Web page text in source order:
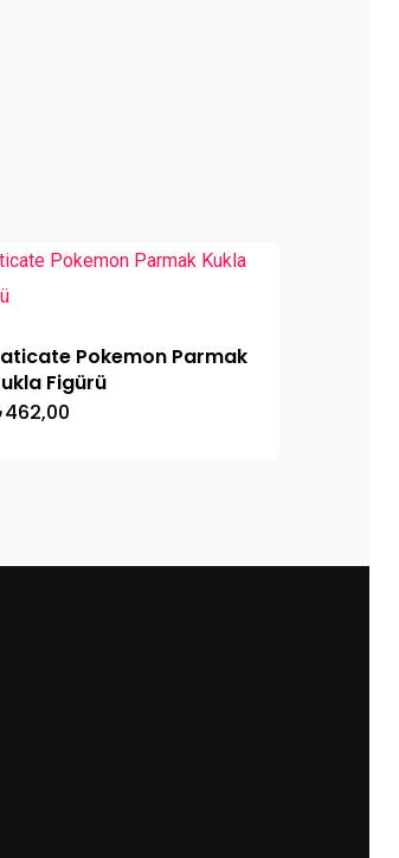
Pokemon Parmak
Figürü
462,00